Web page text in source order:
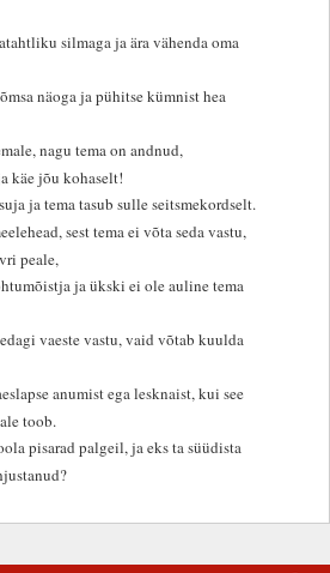
silmaga ja ära vähenda oma
näoga ja pühitse kümnist hea
nagu tema on andnud,
käe jõu kohaselt!
ja tema tasub sulle seitsmekordselt.
sest tema ei võta seda vastu,
peale,
ja ükski ei ole auline tema
vaeste vastu, vaid võtab kuulda
anumist ega lesknaist, kui see
toob.
pisarad palgeil, ja eks ta süüdista